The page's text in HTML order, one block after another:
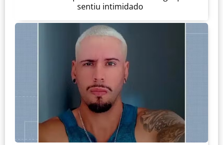
sentiu intimidado